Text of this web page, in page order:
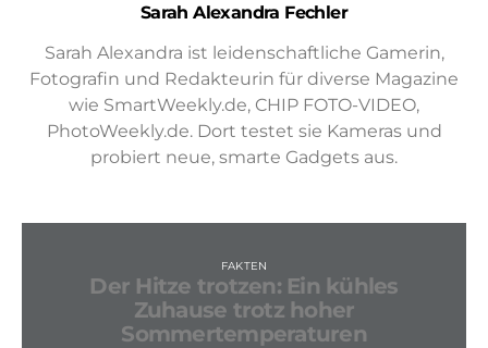
Sarah Alexandra Fechler
Sarah Alexandra ist leidenschaftliche Gamerin,
Fotografin und Redakteurin für diverse Magazine
wie SmartWeekly.de, CHIP FOTO-VIDEO,
PhotoWeekly.de. Dort testet sie Kameras und
probiert neue, smarte Gadgets aus.
FAKTEN
Der Hitze trotzen: Ein kühles
Zuhause trotz hoher
Sommertemperaturen